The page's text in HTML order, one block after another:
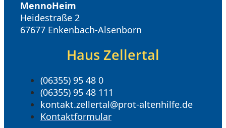
MennoHeim
Heidestraße 2
67677 Enkenbach-Alsenborn
Haus Zellertal
(06355) 95 48 0
(06355) 95 48 111
kontakt.zellertal@prot-altenhilfe.de
Kontaktformular